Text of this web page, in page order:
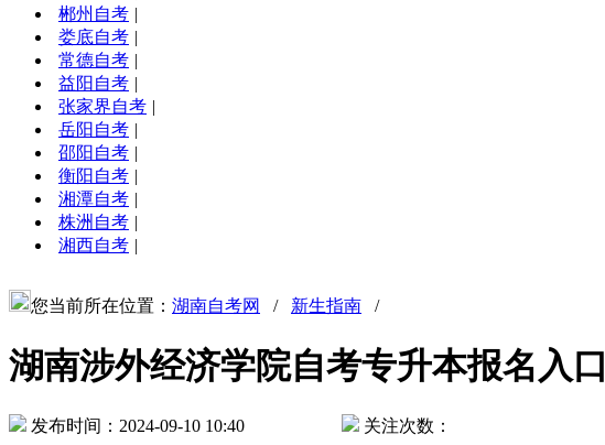
郴州自考 |
娄底自考 |
常德自考 |
益阳自考 |
张家界自考 |
岳阳自考 |
邵阳自考 |
衡阳自考 |
湘潭自考 |
株洲自考 |
湘西自考 |
您当前所在位置： 湖南自考网 / 新生指南 /
湖南涉外经济学院自考专升本报名入口
发布时间：2024-09-10 10:40 关注次数：